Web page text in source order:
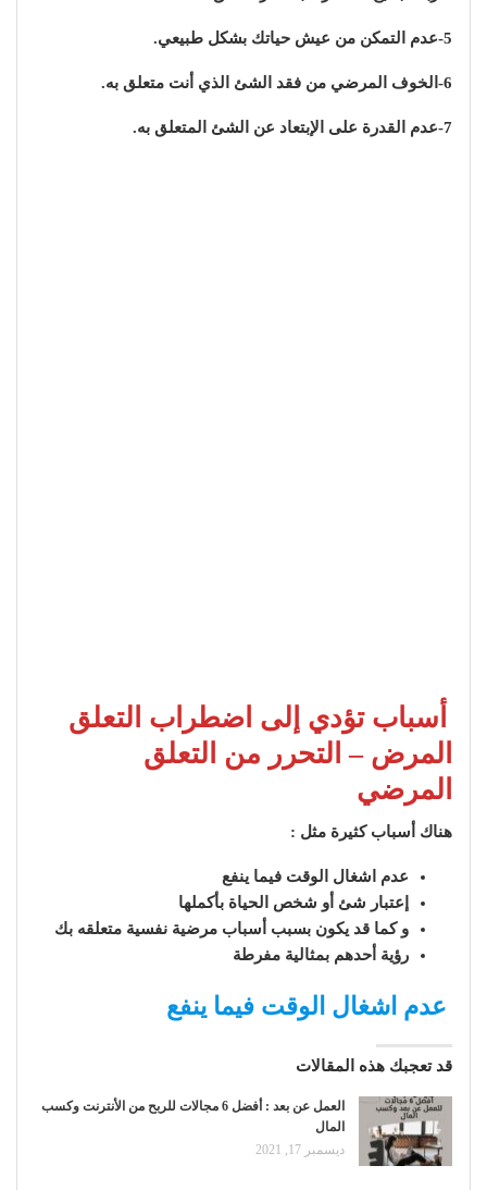
5-عدم التمكن من عيش حياتك بشكل طبيعي.
6-الخوف المرضي من فقد الشئ الذي أنت متعلق به.
7-عدم القدرة على الإبتعاد عن الشئ المتعلق به.
أسباب تؤدي إلى اضطراب التعلق
المرض – التحرر من التعلق
المرضي
هناك أسباب كثيرة مثل :
عدم اشغال الوقت فيما ينفع
إعتبار شئ أو شخص الحياة بأكملها
و كما قد يكون بسبب أسباب مرضية نفسية متعلقه بك
رؤية أحدهم بمثالية مفرطة
عدم اشغال الوقت فيما ينفع
قد تعجبك هذه المقالات
العمل عن بعد : أفضل 6 مجالات للربح من الأنترنت وكسب
المال
ديسمبر 17, 2021